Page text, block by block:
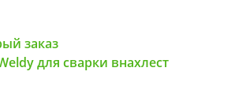
заказ
для сварки внахлест